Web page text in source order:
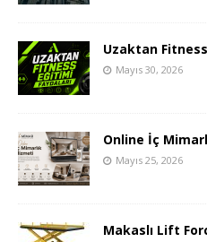
Uzaktan
Mayıs 30, 2026
Online İç
Mayıs 25, 2026
Makaslı Lift